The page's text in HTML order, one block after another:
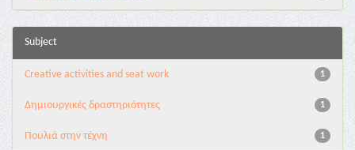
Subject
1
Creative activities and seat work
1
Δημιουργικές δραστηριότητες
1
Πουλιά στην τέχνη